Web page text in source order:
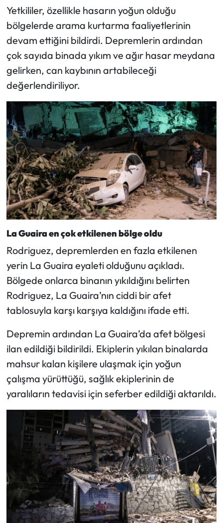
Yetkililer, özellikle hasarın yoğun olduğu
bölgelerde arama kurtarma faaliyetlerinin
devam ettiğini bildirdi. Depremlerin ardından
çok sayıda binada yıkım ve ağır hasar meydana
gelirken, can kaybının artabileceği
değerlendiriliyor.
La Guaira en çok etkilenen bölge oldu
Rodriguez, depremlerden en fazla etkilenen
yerin La Guaira eyaleti olduğunu açıkladı.
Bölgede onlarca binanın yıkıldığını belirten
Rodriguez, La Guaira’nın ciddi bir afet
tablosuyla karşı karşıya kaldığını ifade etti.
Depremin ardından La Guaira’da afet bölgesi
ilan edildiği bildirildi. Ekiplerin yıkılan binalarda
mahsur kalan kişilere ulaşmak için yoğun
çalışma yürüttüğü, sağlık ekiplerinin de
yaralıların tedavisi için seferber edildiği aktarıldı.
Siyaset
Spor
Sungurlu Haberleri
Turizm
Uğurludağ Haberleri
Yaşam
Yayla Haber
Yemek Tarifleri
Yerel Haberler